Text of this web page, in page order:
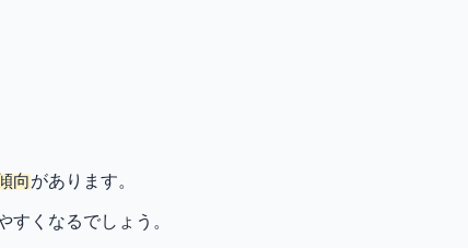
向があります。
くなるでしょう。